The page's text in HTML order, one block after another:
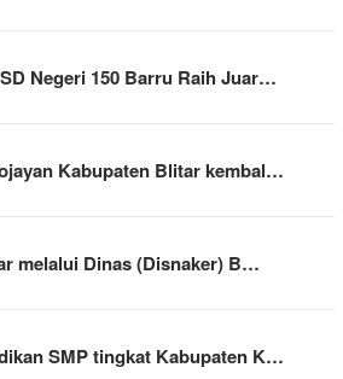
Negeri 150 Barru Raih Juar…
Kabupaten Blitar kembal…
melalui Dinas (Disnaker) B…
SMP tingkat Kabupaten K…